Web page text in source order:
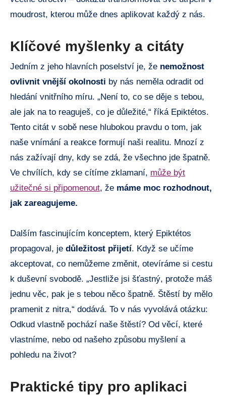
moudrost, kterou může dnes aplikovat každý z nás.
Klíčové myšlenky a citáty
Jedním z jeho hlavních poselství je, že nemožnost
ovlivnit vnější okolnosti by nás neměla odradit od
hledání vnitřního míru. „Není to, co se děje s tebou,
ale jak na to reaguješ, co je důležité,“ říká Epiktétos.
Tento citát v sobě nese hlubokou pravdu o tom, jak
naše vnímání a reakce formují naši realitu. Mnozí z
nás zažívají dny, kdy se zdá, že všechno jde špatně.
Ve chvílích, kdy se cítíme zklamaní, může být
užitečné si připomenout, že máme moc rozhodnout,
jak zareagujeme.
Dalším fascinujícím konceptem, který Epiktétos
propagoval, je důležitost přijetí. Když se učíme
akceptovat, co nemůžeme změnit, otevíráme si cestu
k duševní svobodě. „Jestliže jsi šťastný, protože máš
jednu věc, pak je s tebou něco špatně. Štěstí by mělo
pramenit z nitra,“ dodává. To v nás vyvolává otázku:
Odkud vlastně pochází naše štěstí? Od věcí, které
vlastníme, nebo od našeho způsobu myšlení a
pohledu na život?
Praktické tipy pro aplikaci